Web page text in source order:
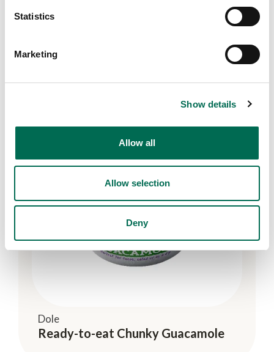
Statistics
Marketing
Show details
Allow all
Allow selection
Deny
Dole
Dole
Ready-to-eat Chunky Guacamole